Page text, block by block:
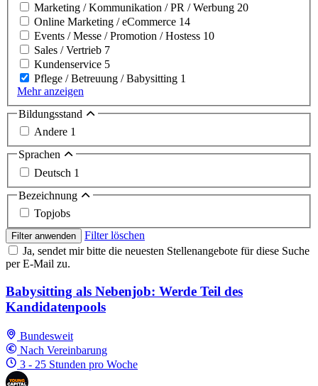
Marketing / Kommunikation / PR / Werbung 20
Online Marketing / eCommerce 14
Events / Messe / Promotion / Hostess 10
Sales / Vertrieb 7
Kundenservice 5
Pflege / Betreuung / Babysitting 1
Mehr anzeigen
Bildungsstand
Andere 1
Sprachen
Deutsch 1
Bezeichnung
Topjobs
Filter anwenden
Filter löschen
Ja, sendet mir bitte die neuesten Stellenangebote für diese Suche
per E-Mail zu.
Babysitting als Nebenjob: Werde Teil des
Kandidatenpools
Bundesweit
Nach Vereinbarung
3 - 25 Stunden pro Woche